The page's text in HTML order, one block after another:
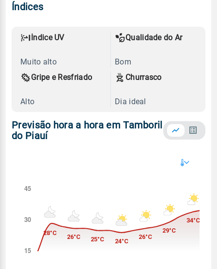
Índices
Índice UV
Muito alto
Qualidade do Ar
Bom
Gripe e Resfriado
Alto
Churrasco
Dia ideal
Previsão hora a hora em Tamboril
do Piauí